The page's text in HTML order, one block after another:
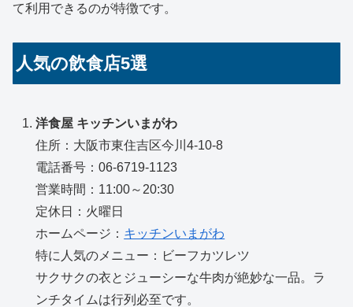
て利用できるのが特徴です。
人気の飲食店5選
洋食屋 キッチンいまがわ
住所：大阪市東住吉区今川4-10-8
電話番号：06-6719-1123
営業時間：11:00～20:30
定休日：火曜日
ホームページ： キッチンいまがわ
特に人気のメニュー：ビーフカツレツ
サクサクの衣とジューシーな牛肉が絶妙な一品。ラ
ンチタイムは行列必至です。